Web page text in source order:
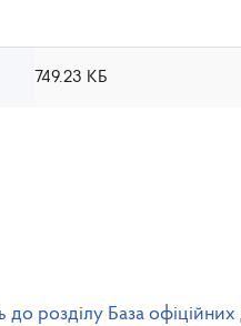
749.23 КБ
до розділу База офіційних